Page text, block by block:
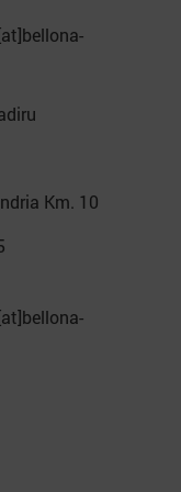
Km. 10